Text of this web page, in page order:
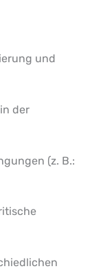
und
der
(z. B.: